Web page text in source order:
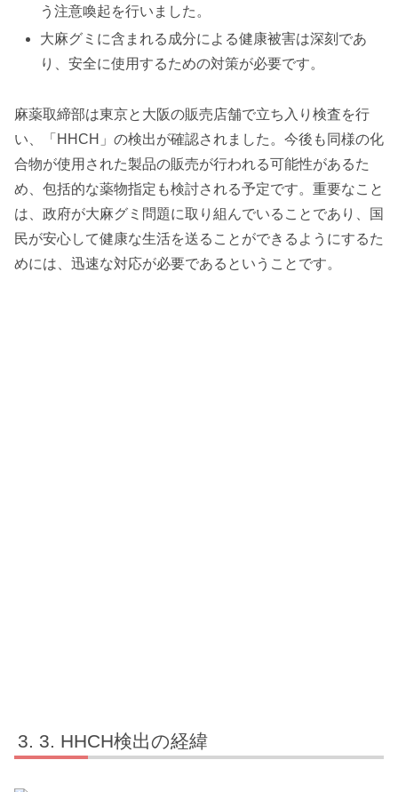
う注意喚起を行いました。
大麻グミに含まれる成分による健康被害は深刻であ
り、安全に使用するための対策が必要です。
麻薬取締部は東京と大阪の販売店舗で立ち入り検査を行
い、「HHCH」の検出が確認されました。今後も同様の化
合物が使用された製品の販売が行われる可能性があるた
め、包括的な薬物指定も検討される予定です。重要なこと
は、政府が大麻グミ問題に取り組んでいることであり、国
民が安心して健康な生活を送ることができるようにするた
めには、迅速な対応が必要であるということです。
3. HHCH検出の経緯